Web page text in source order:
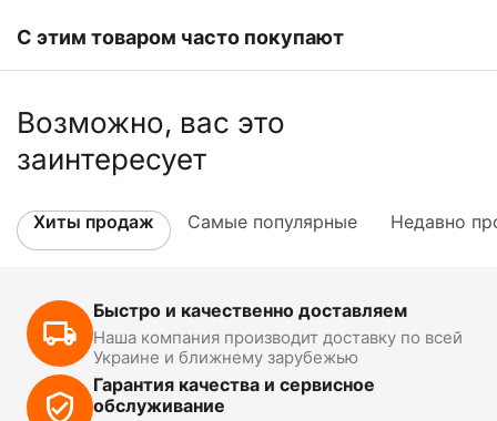
С этим товаром часто покупают
Возможно, вас это
заинтересует
Хиты продаж Самые популярные Недавно
Быстро и качественно доставляем
Наша компания производит доставку по всей
Украине и ближнему зарубежью
Гарантия качества и сервисное
обслуживание